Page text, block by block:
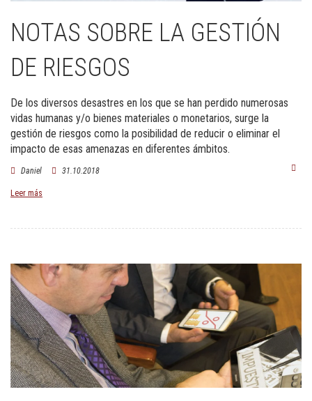
NOTAS SOBRE LA GESTIÓN
DE RIESGOS
De los diversos desastres en los que se han perdido numerosas
vidas humanas y/o bienes materiales o monetarios, surge la
gestión de riesgos como la posibilidad de reducir o eliminar el
impacto de esas amenazas en diferentes ámbitos.
Daniel 31.10.2018
Leer más